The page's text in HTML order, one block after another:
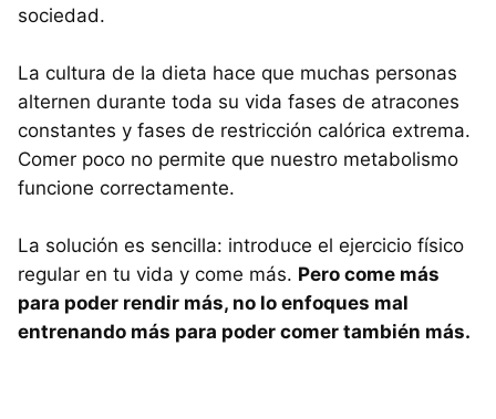
sociedad.
La cultura de la dieta hace que muchas personas
alternen durante toda su vida fases de atracones
constantes y fases de restricción calórica extrema.
Comer poco no permite que nuestro metabolismo
funcione correctamente.
La solución es sencilla: introduce el ejercicio físico
regular en tu vida y come más. Pero come más
para poder rendir más, no lo enfoques mal
entrenando más para poder comer también más.